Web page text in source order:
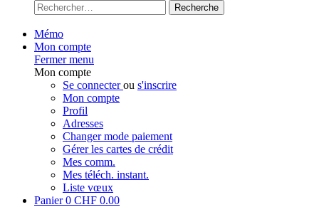
Recherche
Mémo
Mon compte
Fermer menu
Mon compte
Se connecterou s'inscrire
Mon compte
Profil
Adresses
Changer mode paiement
Gérer les cartes de crédit
Mes comm.
Mes téléch. instant.
Liste vœux
Panier0 CHF 0.00